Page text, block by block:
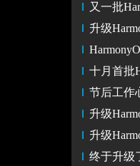
又一批HarmonyOS3花
升级HarmonyOS 3
HarmonyOS 3正式版
十月首批HarmonyOS 3
节后工作心不在焉，别
升级HarmonyOS
升级HarmonyOS 3，
终于升级了HarmonyOS